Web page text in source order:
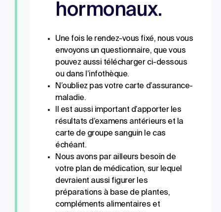
hormonaux.
Une fois le rendez-vous fixé, nous vous
envoyons un questionnaire, que vous
pouvez aussi télécharger ci-dessous
ou dans l’infothèque.
N’oubliez pas votre carte d’assurance-
maladie.
Il est aussi important d’apporter les
résultats d’examens antérieurs et la
carte de groupe sanguin le cas
échéant.
Nous avons par ailleurs besoin de
votre plan de médication, sur lequel
devraient aussi figurer les
préparations à base de plantes,
compléments alimentaires et